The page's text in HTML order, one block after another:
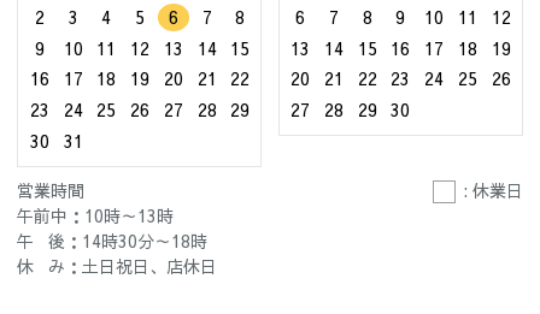
2
3 4 5 6 7
8
9
10 11 12 13 14
15
16
17 18 19 20 21
22
23
24 25 26 27 28
29
30
31
6
7 8 9 10 11
12
13
14 15 16 17 18
19
20
21 22 23 24 25
26
27
28 29 30
営業時間
: 休業日
午前中：10時～13時
午 後：14時30分～18時
休 み：土日祝日、店休日